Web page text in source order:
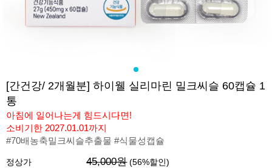
[간건강/ 2개월분] 하이웰 실리마린 밀크씨슬 60캡슐 1
통
아침에 일어나는게 힘드시다면!
소비기한 2027.01.01까지
#70배농축밀크씨슬추출물 #식물성캡슐
정상가 45,000원 (56%할인)